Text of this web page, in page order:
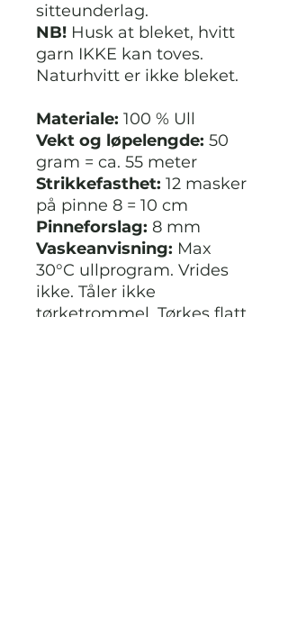
sitteunderlag.
NB! Husk at bleket, hvitt
garn IKKE kan toves.
Naturhvitt er ikke bleket.
Materiale: 100 % Ull
Vekt og løpelengde: 50
gram = ca. 55 meter
Strikkefasthet: 12 masker
på pinne 8 = 10 cm
Pinneforslag: 8 mm
Vaskeanvisning: Max
30°C ullprogram. Vrides
ikke. Tåler ikke
tørketrommel. Tørkes flatt.